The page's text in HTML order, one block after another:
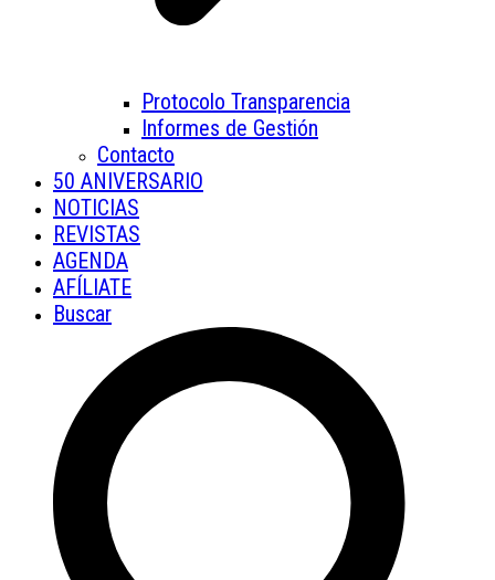
Protocolo Transparencia
Informes de Gestión
Contacto
50 ANIVERSARIO
NOTICIAS
REVISTAS
AGENDA
AFÍLIATE
Buscar